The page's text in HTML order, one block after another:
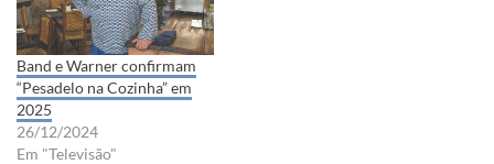
Band e Warner confirmam
“Pesadelo na Cozinha” em
2025
26/12/2024
Em "Televisão"